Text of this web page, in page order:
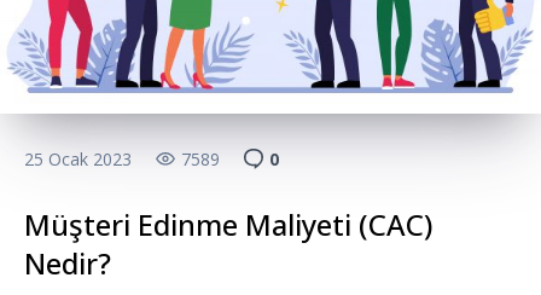
25 Ocak 2023 7589 0
Müşteri Edinme Maliyeti (CAC)
Nedir?